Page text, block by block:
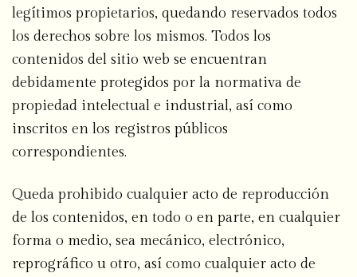
legítimos propietarios, quedando reservados todos
los derechos sobre los mismos. Todos los
contenidos del sitio web se encuentran
debidamente protegidos por la normativa de
propiedad intelectual e industrial, así como
inscritos en los registros públicos
correspondientes.
Queda prohibido cualquier acto de reproducción
de los contenidos, en todo o en parte, en cualquier
forma o medio, sea mecánico, electrónico,
reprográfico u otro, así como cualquier acto de